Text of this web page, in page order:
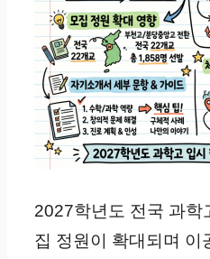
2027학년도 전국 과학
집 정원이 확대되며 이